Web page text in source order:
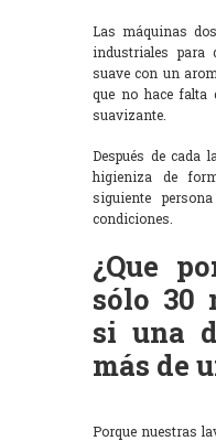
Las máquinas
industriales para
suave con un
que no hace falta
suavizante.
Después de cada
higieniza de
siguiente
condiciones.
¿Que
sólo 30
si una
más de
Porque nuestras